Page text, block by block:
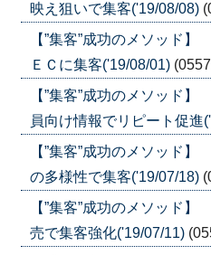
映え狙いで集客('19/08/08)
【”集客”成功のメソッド
ＥＣに集客('19/08/01)
【”集客”成功のメソッド
員向け情報でリピート促進
【”集客”成功のメソッド
の多様性で集客('19/07/18)
【”集客”成功のメソッド
売で集客強化('19/07/11)